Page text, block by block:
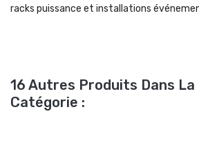
racks puissance et installations
16 Autres Produits Dans La
Catégorie :